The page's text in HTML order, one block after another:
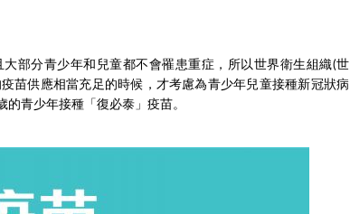
部分青少年和兒童都不會罹患重症，所以世界衛生組織(世
苗供應相當充足的時候，才考慮為青少年兒童接種新冠狀病
青少年接種「復必泰」疫苗。